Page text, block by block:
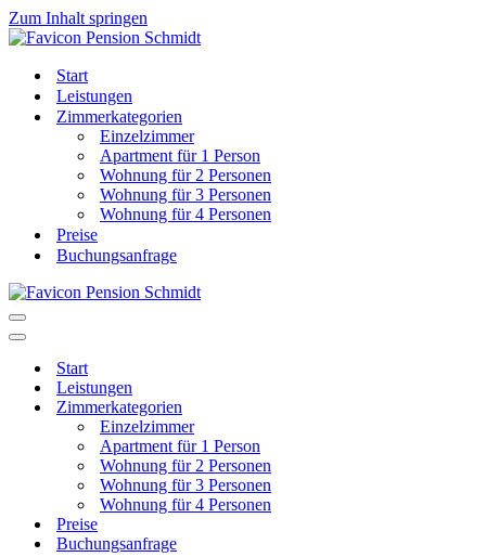
Zum Inhalt springen
Start
Leistungen
Zimmerkategorien
Einzelzimmer
Apartment für 1 Person
Wohnung für 2 Personen
Wohnung für 3 Personen
Wohnung für 4 Personen
Preise
Buchungsanfrage
Navigationsmenü
Navigationsmenü
Start
Leistungen
Zimmerkategorien
Einzelzimmer
Apartment für 1 Person
Wohnung für 2 Personen
Wohnung für 3 Personen
Wohnung für 4 Personen
Preise
Buchungsanfrage